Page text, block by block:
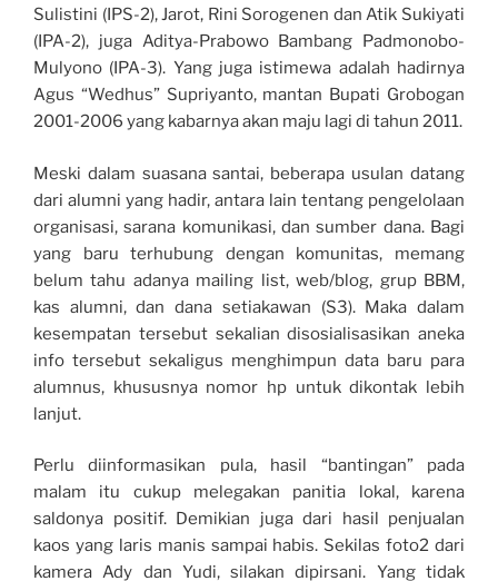
Sulistini (IPS-2), Jarot, Rini Sorogenen dan Atik Sukiyati
(IPA-2), juga Aditya-Prabowo Bambang Padmonobo-
Mulyono (IPA-3). Yang juga istimewa adalah hadirnya
Agus “Wedhus” Supriyanto, mantan Bupati Grobogan
2001-2006 yang kabarnya akan maju lagi di tahun 2011.
Meski dalam suasana santai, beberapa usulan datang
dari alumni yang hadir, antara lain tentang pengelolaan
organisasi, sarana komunikasi, dan sumber dana. Bagi
yang baru terhubung dengan komunitas, memang
belum tahu adanya mailing list, web/blog, grup BBM,
kas alumni, dan dana setiakawan (S3). Maka dalam
kesempatan tersebut sekalian disosialisasikan aneka
info tersebut sekaligus menghimpun data baru para
alumnus, khususnya nomor hp untuk dikontak lebih
lanjut.
Perlu diinformasikan pula, hasil “bantingan” pada
malam itu cukup melegakan panitia lokal, karena
saldonya positif. Demikian juga dari hasil penjualan
kaos yang laris manis sampai habis. Sekilas foto2 dari
kamera Ady dan Yudi, silakan dipirsani. Yang tidak